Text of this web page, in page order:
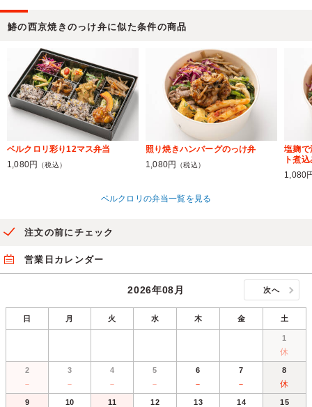
鰆の西京焼きのっけ弁に似た条件の商品
ベルクロリ彩り12マス弁当
1,080円
（税込）
照り焼きハンバーグのっけ弁
1,080円
（税込）
塩麹で
ト煮
1,080
ベルクロリの弁当一覧を見る
注文の前にチェック
営業日カレンダー
2026年08月 次へ
日 月 火 水 木 金 土
1
休
2
－
3
－
4
－
5
－
6
－
7
－
8
休
9 10 11 12 13 14 15